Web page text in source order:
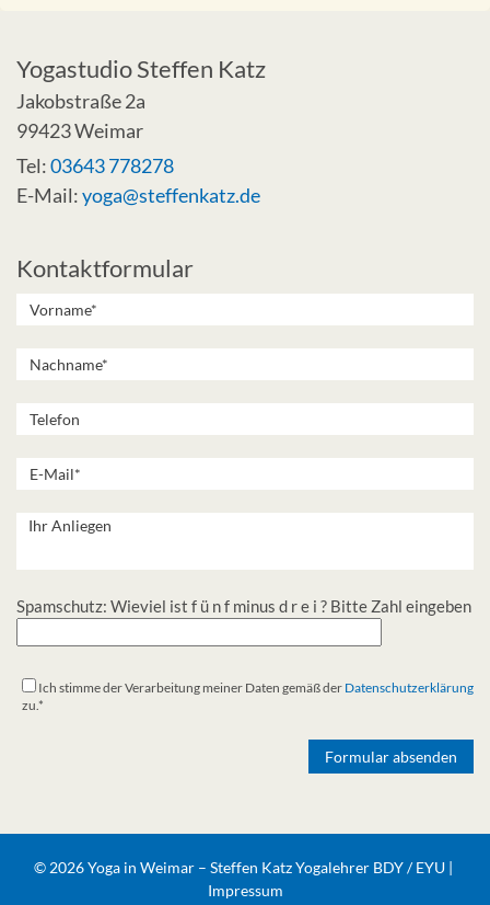
Yogastudio Steffen Katz
Jakobstraße 2a
99423 Weimar
Tel:03643 778278
E-Mail:yoga@steffenkatz.de
Kontaktformular
Spamschutz: Wieviel ist f ü n f minus d r e i ? Bitte Zahl eingeben
Ich stimme der Verarbeitung meiner Daten gemäß der Datenschutzerklärung
zu.*
© 2026 Yoga in Weimar – Steffen Katz Yogalehrer BDY / EYU |
Impressum